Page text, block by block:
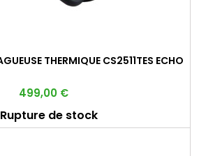
THERMIQUE CS2511TES ECHO
Prix
499,00 €
Rupture de stock